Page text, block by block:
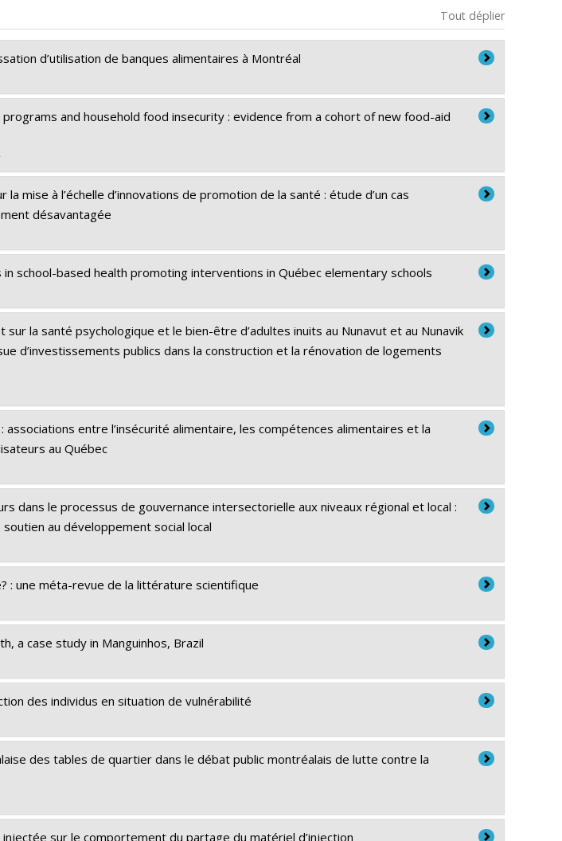
Tout déplier
d’utilisation de banques alimentaires à Montréal
and household food insecurity : evidence from a cohort of new food-aid
mise à l’échelle d’innovations de promotion de la santé : étude d’un cas
désavantagée
in school-based health promoting interventions in Québec elementary schools
la santé psychologique et le bien-être d’adultes inuits au Nunavut et au Nunavik
d’investissements publics dans la construction et la rénovation de logements
entre l’insécurité alimentaire, les compétences alimentaires et la
au Québec
dans le processus de gouvernance intersectorielle aux niveaux régional et local :
au développement social local
: une méta-revue de la littérature scientifique
a case study in Manguinhos, Brazil
des individus en situation de vulnérabilité
des tables de quartier dans le débat public montréalais de lutte contre la
sur le comportement du partage du matériel d’injection